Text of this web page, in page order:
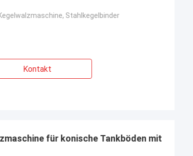
Stahlkegelbinder
Kontakt
für konische Tankböden mit